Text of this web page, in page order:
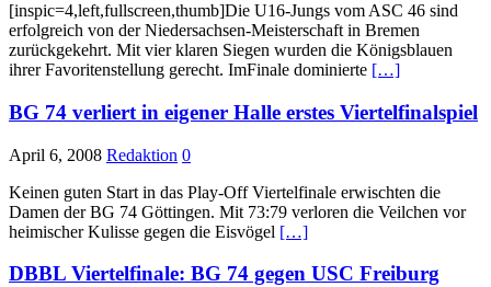
[inspic=4,left,fullscreen,thumb]Die U16-Jungs vom ASC 46 sind
erfolgreich von der Niedersachsen-Meisterschaft in Bremen
zurückgekehrt. Mit vier klaren Siegen wurden die Königsblauen
ihrer Favoritenstellung gerecht. ImFinale dominierte […]
BG 74 verliert in eigener Halle erstes Viertelfinalspiel
April 6, 2008 Redaktion 0
Keinen guten Start in das Play-Off Viertelfinale erwischten die
Damen der BG 74 Göttingen. Mit 73:79 verloren die Veilchen vor
heimischer Kulisse gegen die Eisvögel […]
DBBL Viertelfinale: BG 74 gegen USC Freiburg